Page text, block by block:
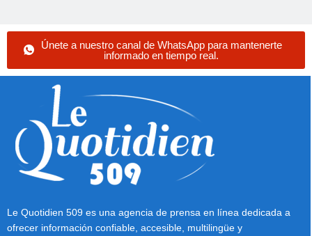
Únete a nuestro canal de WhatsApp para mantenerte
informado en tiempo real.
Le Quotidien 509 es una agencia de prensa en línea dedicada a
ofrecer información confiable, accesible, multilingüe y